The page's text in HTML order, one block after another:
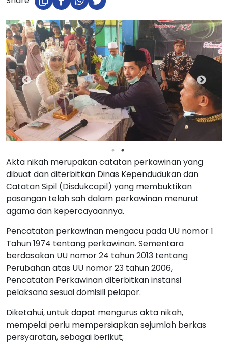
Akta nikah merupakan catatan perkawinan yang
dibuat dan diterbitkan Dinas Kependudukan dan
Catatan Sipil (Disdukcapil) yang membuktikan
pasangan telah sah dalam perkawinan menurut
agama dan kepercayaannya.
Pencatatan perkawinan mengacu pada UU nomor 1
Tahun 1974 tentang perkawinan. Sementara
berdasakan UU nomor 24 tahun 2013 tentang
Perubahan atas UU nomor 23 tahun 2006,
Pencatatan Perkawinan diterbitkan instansi
pelaksana sesuai domisili pelapor.
Diketahui, untuk dapat mengurus akta nikah,
mempelai perlu mempersiapkan sejumlah berkas
persyaratan, sebagai berikut;